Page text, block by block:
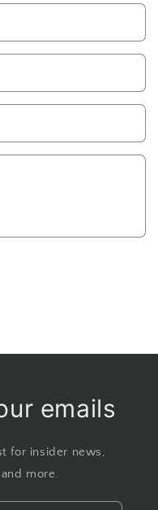
emails
for insider news,
more.